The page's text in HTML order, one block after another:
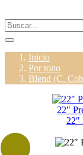
Inicio
Por tono
Blend (C.
22"
22″